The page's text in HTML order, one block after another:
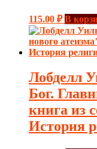
115.00 ₽ В
Лобделл
Бог.
книга из
История